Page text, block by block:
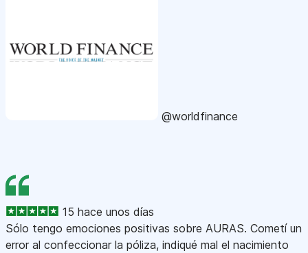
@worldfinance
15 hace unos días
Sólo tengo emociones positivas sobre AURAS. Cometí un
error al confeccionar la póliza, indiqué mal el nacimiento